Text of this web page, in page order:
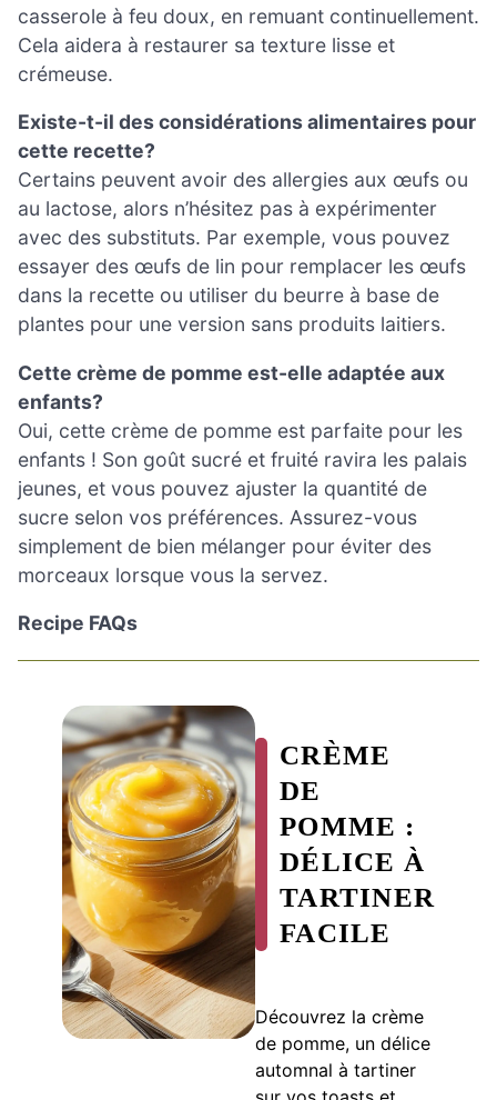
casserole à feu doux, en remuant continuellement.
Cela aidera à restaurer sa texture lisse et
crémeuse.
Existe-t-il des considérations alimentaires pour
cette recette?
Certains peuvent avoir des allergies aux œufs ou
au lactose, alors n’hésitez pas à expérimenter
avec des substituts. Par exemple, vous pouvez
essayer des œufs de lin pour remplacer les œufs
dans la recette ou utiliser du beurre à base de
plantes pour une version sans produits laitiers.
Cette crème de pomme est-elle adaptée aux
enfants?
Oui, cette crème de pomme est parfaite pour les
enfants ! Son goût sucré et fruité ravira les palais
jeunes, et vous pouvez ajuster la quantité de
sucre selon vos préférences. Assurez-vous
simplement de bien mélanger pour éviter des
morceaux lorsque vous la servez.
Recipe FAQs
CRÈME
DE
POMME :
DÉLICE À
TARTINER
FACILE
Découvrez la crème
de pomme, un délice
automnal à tartiner